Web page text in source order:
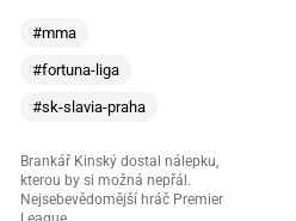
#mma
#fortuna-liga
#sk-slavia-praha
Brankář Kinský dostal nálepku,
kterou by si možná nepřál.
Nejsebevědomější hráč Premier